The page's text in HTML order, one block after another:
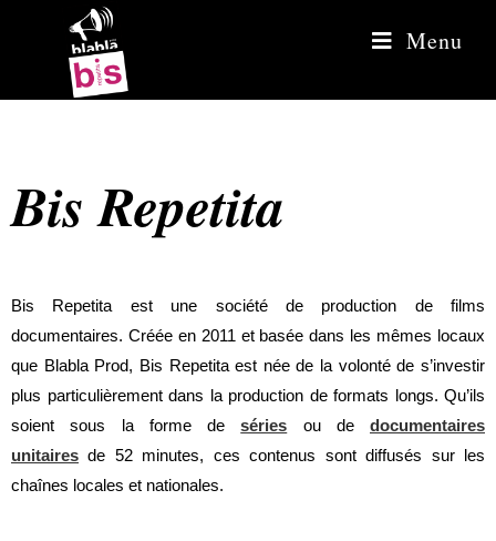
Menu
Bis Repetita
Bis Repetita est une société de production de films
documentaires. Créée en 2011 et basée dans les mêmes locaux
que Blabla Prod, Bis Repetita est née de la volonté de s’investir
plus particulièrement dans la production de formats longs. Qu’ils
soient sous la forme deséries ou de
documentaires
unitaires de 52 minutes, ces contenus sont diffusés sur les
chaînes locales et nationales.